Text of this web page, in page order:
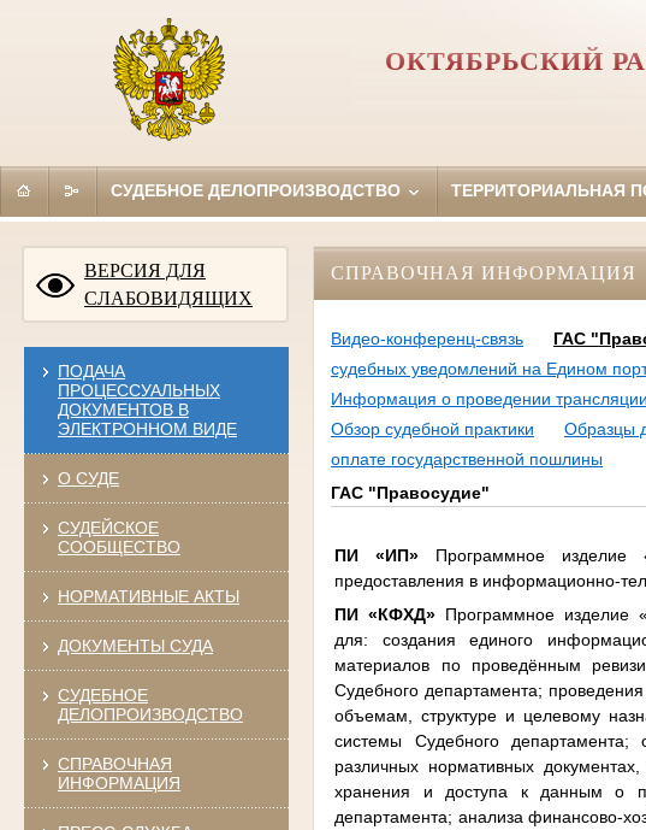
ОКТЯБРЬСКИЙ
СУДЕБНОЕ ДЕЛОПРОИЗВОДСТВО ТЕРРИТОРИАЛЬНАЯ
ВЕРСИЯ ДЛЯ
СЛАБОВИДЯЩИХ
ПОДАЧА
ПРОЦЕССУАЛЬНЫХ
ДОКУМЕНТОВ В
ЭЛЕКТРОННОМ ВИДЕ
О СУДЕ
СУДЕЙСКОЕ
СООБЩЕСТВО
НОРМАТИВНЫЕ АКТЫ
ДОКУМЕНТЫ СУДА
СУДЕБНОЕ
ДЕЛОПРОИЗВОДСТВО
СПРАВОЧНАЯ
ИНФОРМАЦИЯ
СПРАВОЧНАЯ ИНФОРМАЦИЯ
Видео-конференц-связь ГАС
судебных уведомлений на Едином
Информация о проведении
Обзор судебной практики
Образцы
оплате государственной пошлины
ГАС "Правосудие"
ПИ «ИП» Программное
предоставления в информационно-
ПИ «КФХД» Программное изделие
для: создания единого
материалов по проведённым
Судебного департамента;
объемам, структуре и целевому
системы Судебного
различных нормативных
хранения и доступа к данным о
департамента; анализа финансово-